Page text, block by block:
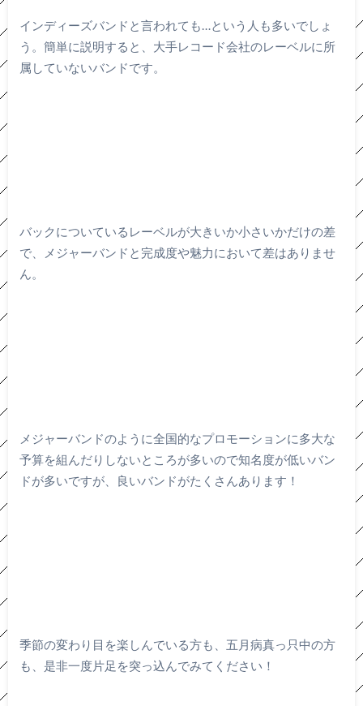
インディーズバンドと言われても…という人も多いでしょ
う。簡単に説明すると、大手レコード会社のレーベルに所
属していないバンドです。
バックについているレーベルが大きいか小さいかだけの差
で、メジャーバンドと完成度や魅力において差はありませ
ん。
メジャーバンドのように全国的なプロモーションに多大な
予算を組んだりしないところが多いので知名度が低いバン
ドが多いですが、良いバンドがたくさんあります！
季節の変わり目を楽しんでいる方も、五月病真っ只中の方
も、是非一度片足を突っ込んでみてください！